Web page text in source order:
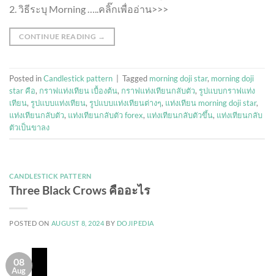
2. วิธีระบุ Morning …..คลิ๊กเพื่ออ่าน>>>
CONTINUE READING →
Posted inCandlestick pattern Tagged morning doji star, morning doji
star คือ, กราฟแท่งเทียน เบื้องต้น, กราฟแท่งเทียนกลับตัว, รูปแบบกราฟแท่ง
เทียน, รูปแบบแท่งเทียน, รูปแบบแท่งเทียนต่างๆ, แท่งเทียน morning doji star,
แท่งเทียนกลับตัว, แท่งเทียนกลับตัว forex, แท่งเทียนกลับตัวขึ้น, แท่งเทียนกลับ
ตัวเป็นขาลง
CANDLESTICK PATTERN
Three Black Crows คืออะไร
POSTED ON AUGUST 8, 2024 BY DOJIPEDIA
08
Aug